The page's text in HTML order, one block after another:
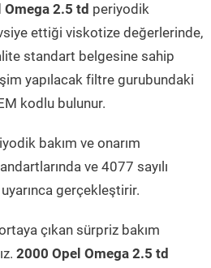
2.5 td periyodik
ettiği viskotize değerlerinde,
standart belgesine sahip
yapılacak filtre gurubundaki
kodlu bulunur.
bakım ve onarım
ve 4077 sayılı
gerçekleştirir.
çıkan sürpriz bakım
2000 Opel Omega 2.5 td